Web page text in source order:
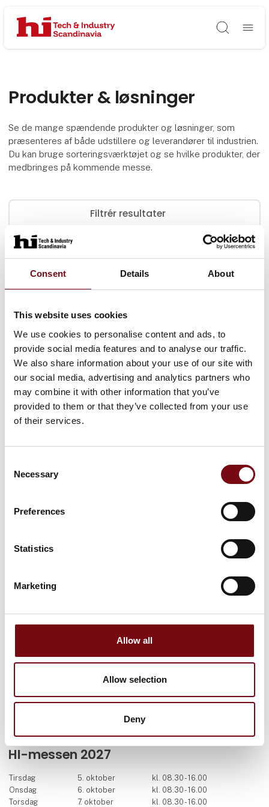
Consent Details About
This website uses cookies
We use cookies to personalise content and ads, to
provide social media features and to analyse our traffic.
We also share information about your use of our site with
our social media, advertising and analytics partners who
may combine it with other information that you’ve
provided to them or that they’ve collected from your use
of their services.
Selection
Necessary
Preferences
Statistics
Marketing
Allow all
Allow selection
Deny
Søg
Produkter & løsninger
Se de mange spændende produkter og løsninger, som
præsenteres af både udstillere og leverandører til industrien.
Du kan bruge sorteringsværktøjet og se hvilke produkter, der
medbringes på kommende messe.
Filtrér resultater
0produkter
Ingen resultater fundet.
HI Tech & Industry Scandinavia – industriens mødested for viden,
MCH Messecenter Herning
Danmark
HI-messen 2027
Tirsdag 5. oktober
kl. 08.30 - 16.00
Onsdag
6. oktober
kl. 08.30 - 16.00
Torsdag
7. oktober kl. 08.30 - 16.00